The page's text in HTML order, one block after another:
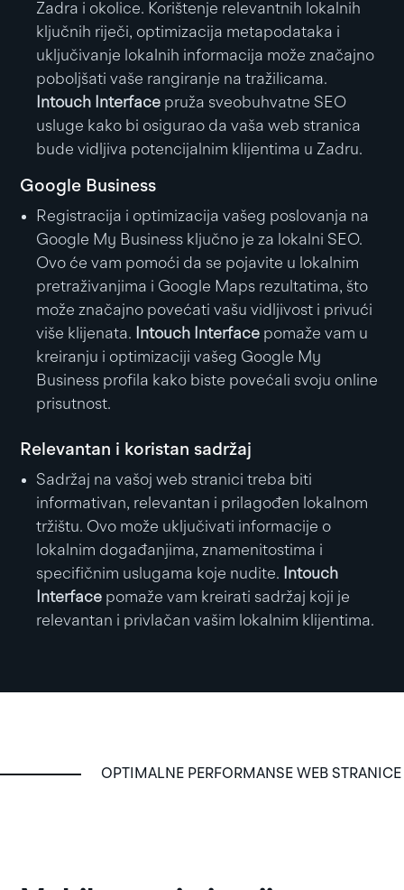
Zadra i okolice. Korištenje relevantnih lokalnih
ključnih riječi, optimizacija metapodataka i
uključivanje lokalnih informacija može značajno
poboljšati vaše rangiranje na tražilicama.
Intouch Interface pruža sveobuhvatne SEO
usluge kako bi osigurao da vaša web stranica
bude vidljiva potencijalnim klijentima u Zadru.
Google Business
Registracija i optimizacija vašeg poslovanja na
Google My Business ključno je za lokalni SEO.
Ovo će vam pomoći da se pojavite u lokalnim
pretraživanjima i Google Maps rezultatima, što
može značajno povećati vašu vidljivost i privući
više klijenata.
Intouch Interface pomaže vam u
kreiranju i optimizaciji vašeg Google My
Business profila kako biste povećali svoju online
prisutnost.
Relevantan i koristan sadržaj
Sadržaj na vašoj web stranici treba biti
informativan, relevantan i prilagođen lokalnom
tržištu. Ovo može uključivati informacije o
lokalnim događanjima, znamenitostima i
specifičnim uslugama koje nudite.
Intouch
Interface pomaže vam kreirati sadržaj koji je
relevantan i privlačan vašim lokalnim klijentima.
OPTIMALNE PERFORMANSE WEB STRANICE